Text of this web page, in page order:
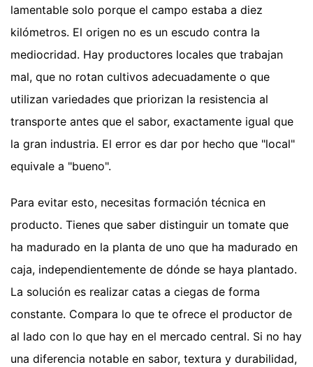
lamentable solo porque el campo estaba a diez
kilómetros. El origen no es un escudo contra la
mediocridad. Hay productores locales que trabajan
mal, que no rotan cultivos adecuadamente o que
utilizan variedades que priorizan la resistencia al
transporte antes que el sabor, exactamente igual que
la gran industria. El error es dar por hecho que "local"
equivale a "bueno".
Para evitar esto, necesitas formación técnica en
producto. Tienes que saber distinguir un tomate que
ha madurado en la planta de uno que ha madurado en
caja, independientemente de dónde se haya plantado.
La solución es realizar catas a ciegas de forma
constante. Compara lo que te ofrece el productor de
al lado con lo que hay en el mercado central. Si no hay
una diferencia notable en sabor, textura y durabilidad,